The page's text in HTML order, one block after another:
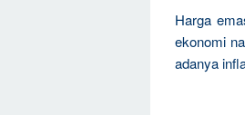
Harga
ekonomi
adanya